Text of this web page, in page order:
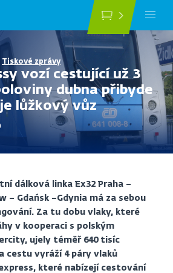
Tiskové zprávy
vozí cestující už 3
dubna přibyde
lůžkový vůz
dálková linka Ex32 Praha –
– Gdańsk –Gdynia má za sebou
Za tu dobu vlaky, které
v kooperaci s polským
ujely téměř 640 tisíc
cestu vyráží 4 páry vlaků
které nabízejí cestování